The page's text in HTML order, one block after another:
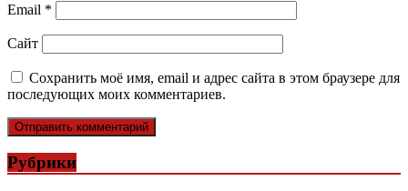
Email *
Сайт
Сохранить моё имя, email и адрес сайта в этом браузере для
последующих моих комментариев.
Рубрики